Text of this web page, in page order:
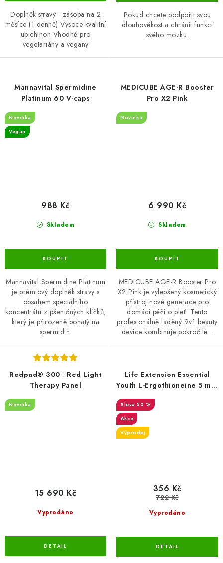
Doplněk stravy - zásoba na 2
měsíce (1 denně) Vysoce kvalitní
ubichinon Vhodné pro
vegetariány a vegany
Pokud chcete podpořit svou
dlouhověkost a chránit funkci
svého mozku.
Mannavital Spermidine
Platinum 60 V-caps
Novinka
Vegan
Skladem
988 Kč
Mannavital Spermidine Platinum
je prémiový doplněk stravy s
obsahem speciálního
koncentrátu z pšeničných klíčků,
který je přirozeně bohatý na
spermidin.
MEDICUBE AGE-R Booster
Pro X2 Pink
Novinka
Skladem
6 990 Kč
MEDICUBE AGE-R Booster Pro
X2 Pink je vylepšený kosmetický
přístroj nové generace pro
domácí péči o pleť. Tento
profesionálně laděný 9v1 beauty
device kombinuje pokročilé...
Redpad® 300 - Red Light
Therapy Panel
Novinka
Vyprodáno
15 690 Kč
Life Extension Essential
Youth L-Ergothioneine 5 mg,
30 kapslí
50 %
Akce
Výprodej
Vyprodáno
356 Kč
722 Kč